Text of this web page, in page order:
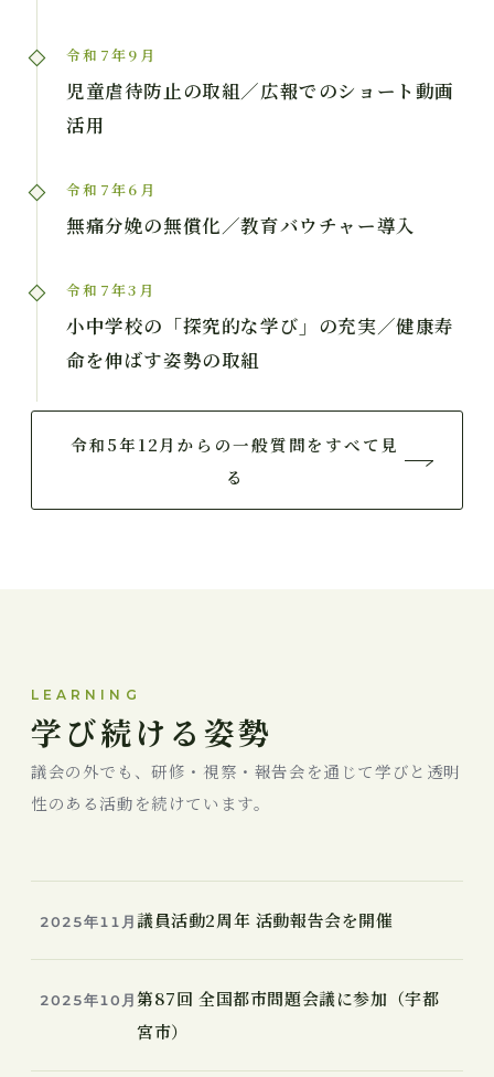
令和7年9月
児童虐待防止の取組／広報でのショート動画
活用
令和7年6月
無痛分娩の無償化／教育バウチャー導入
令和7年3月
小中学校の「探究的な学び」の充実／健康寿
命を伸ばす姿勢の取組
令和5年12月からの一般質問をすべて見
る
LEARNING
学び続ける姿勢
議会の外でも、研修・視察・報告会を通じて学びと透明
性のある活動を続けています。
2025年11月 議員活動2周年 活動報告会を開催
2025年10月 第87回 全国都市問題会議に参加（宇都
宮市）